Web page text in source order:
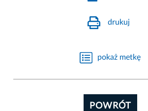
drukuj
pokaż metkę
POWRÓT